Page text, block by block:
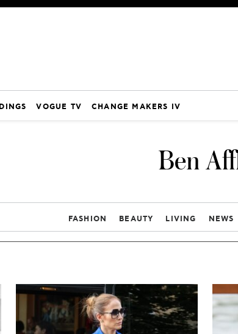
VOGUE TV CHANGE MAKERS IV
Ben
FASHION BEAUTY LIVING NEWS